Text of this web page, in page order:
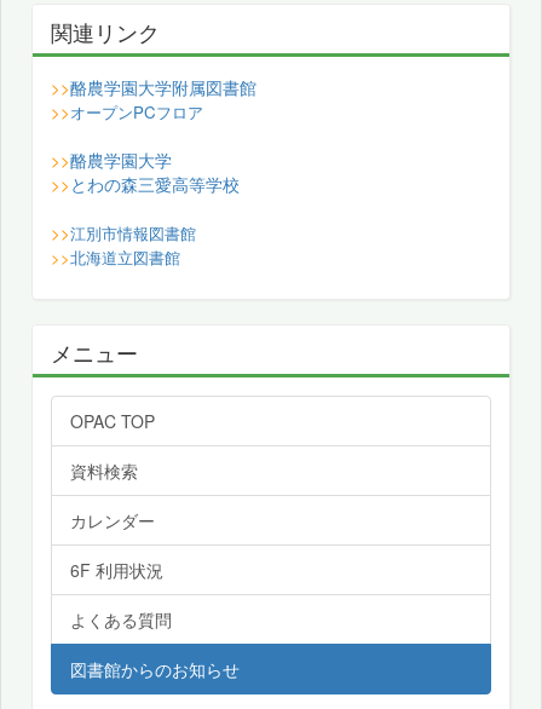
関連リンク
>>酪農学園大学附属図書館
>>オープンPCフロア
>>酪農学園大学
>> とわの森三愛高等学校
>>江別市情報図書館
>>北海道立図書館
メニュー
OPAC TOP
資料検索
カレンダー
6F 利用状況
よくある質問
図書館からのお知らせ